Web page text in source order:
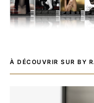
À DÉCOUVRIR SUR BY